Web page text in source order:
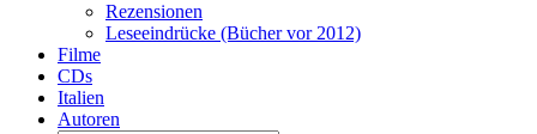
Rezensionen
Leseeindrücke (Bücher vor 2012)
Filme
CDs
Italien
Autoren